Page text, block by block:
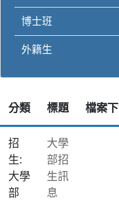
博士班
外籍生
分類 標題 檔案
招
生:
大學
部
大學
部招
生訊
息